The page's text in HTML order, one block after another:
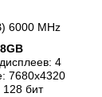
6000 MHz
4
7680x4320
бит